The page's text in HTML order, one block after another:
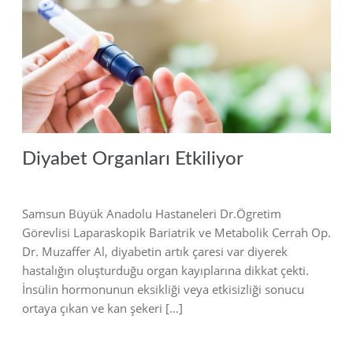
Diyabet Organları Etkiliyor
Samsun Büyük Anadolu Hastaneleri Dr.Ögretim
Görevlisi Laparaskopik Bariatrik ve Metabolik Cerrah Op.
Dr. Muzaffer Al, diyabetin artık çaresi var diyerek
hastalığın oluşturduğu organ kayıplarına dikkat çekti.
İnsülin hormonunun eksikliği veya etkisizliği sonucu
ortaya çıkan ve kan şekeri […]